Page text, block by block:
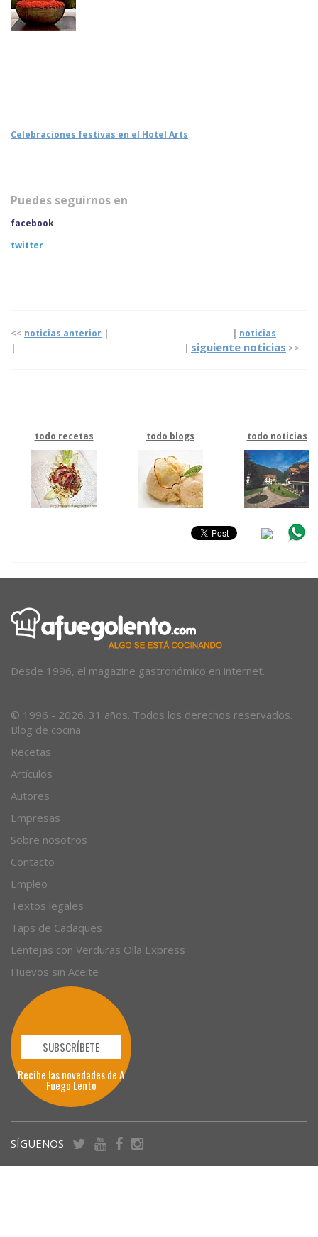
Celebraciones festivas en el Hotel Arts
Puedes seguirnos en
facebook
twitter
<< noticias anterior | | noticias
|
| siguiente noticias >>
todo recetas todo blogs todo noticias
Desde 1996, el magazine gastronómico en internet.
© 1996 - 2026. 31 años. Todos los derechos reservados.
Blog de cocina
Recetas
Artículos
Autores
Empresas
Sobre nosotros
Contacto
Empleo
Textos legales
Taps de Cadaques
Lentejas con Verduras Olla Express
Huevos sin Aceite
SUBSCRÍBETE
Recibe las novedades de A
Fuego Lento
SÍGUENOS